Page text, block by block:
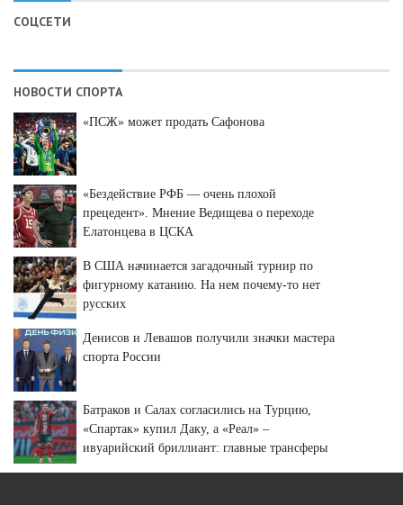
СОЦСЕТИ
НОВОСТИ СПОРТА
«ПСЖ» может продать Сафонова
«Бездействие РФБ — очень плохой
прецедент». Мнение Ведищева о переходе
Елатонцева в ЦСКА
В США начинается загадочный турнир по
фигурному катанию. На нем почему-то нет
русских
Денисов и Левашов получили значки мастера
спорта России
Батраков и Салах согласились на Турцию,
«Спартак» купил Даку, а «Реал» –
ивуарийский бриллиант: главные трансферы